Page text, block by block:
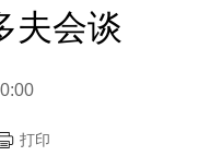
夫会谈
打印